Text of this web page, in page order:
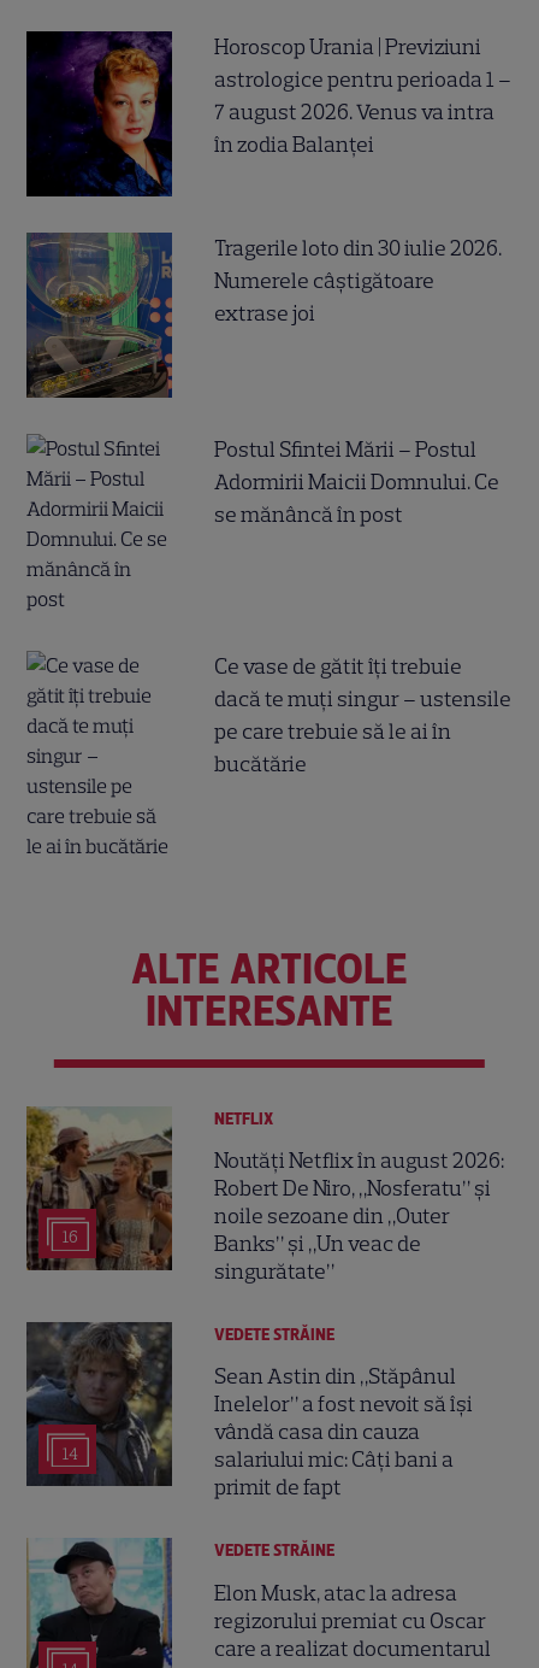
Horoscop Urania | Previziuni
astrologice pentru perioada 1 –
7 august 2026. Venus va intra
în zodia Balanței
Tragerile loto din 30 iulie 2026.
Numerele câştigătoare
extrase joi
Postul Sfintei Mării – Postul
Adormirii Maicii Domnului. Ce
se mănâncă în post
Ce vase de gătit îți trebuie
dacă te muți singur – ustensile
pe care trebuie să le ai în
bucătărie
ALTE ARTICOLE
INTERESANTE
16
NETFLIX
Noutăți Netflix în august 2026:
Robert De Niro, „Nosferatu” și
noile sezoane din „Outer
Banks” și „Un veac de
singurătate”
14
VEDETE STRĂINE
Sean Astin din „Stăpânul
Inelelor” a fost nevoit să își
vândă casa din cauza
salariului mic: Câți bani a
primit de fapt
VEDETE STRĂINE
Elon Musk, atac la adresa
regizorului premiat cu Oscar
care a realizat documentarul